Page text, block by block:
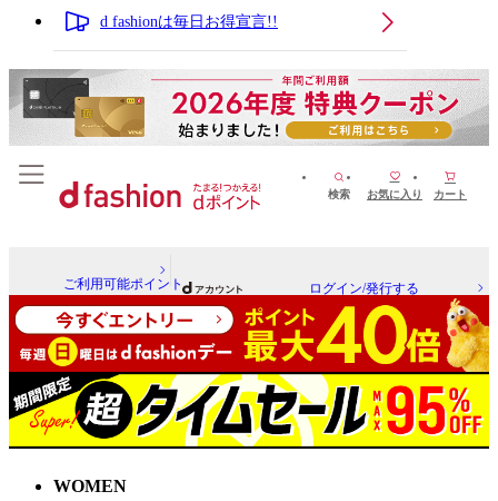
d fashionは毎日お得宣言!!
検索 お気に入り カート
ご利用可能ポイント ログイン/発行する
WOMEN